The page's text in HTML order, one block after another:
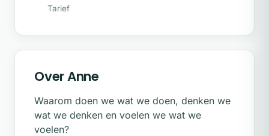
Tarief
Over Anne
Waarom doen we wat we doen, denken we
wat we denken en voelen we wat we
voelen?